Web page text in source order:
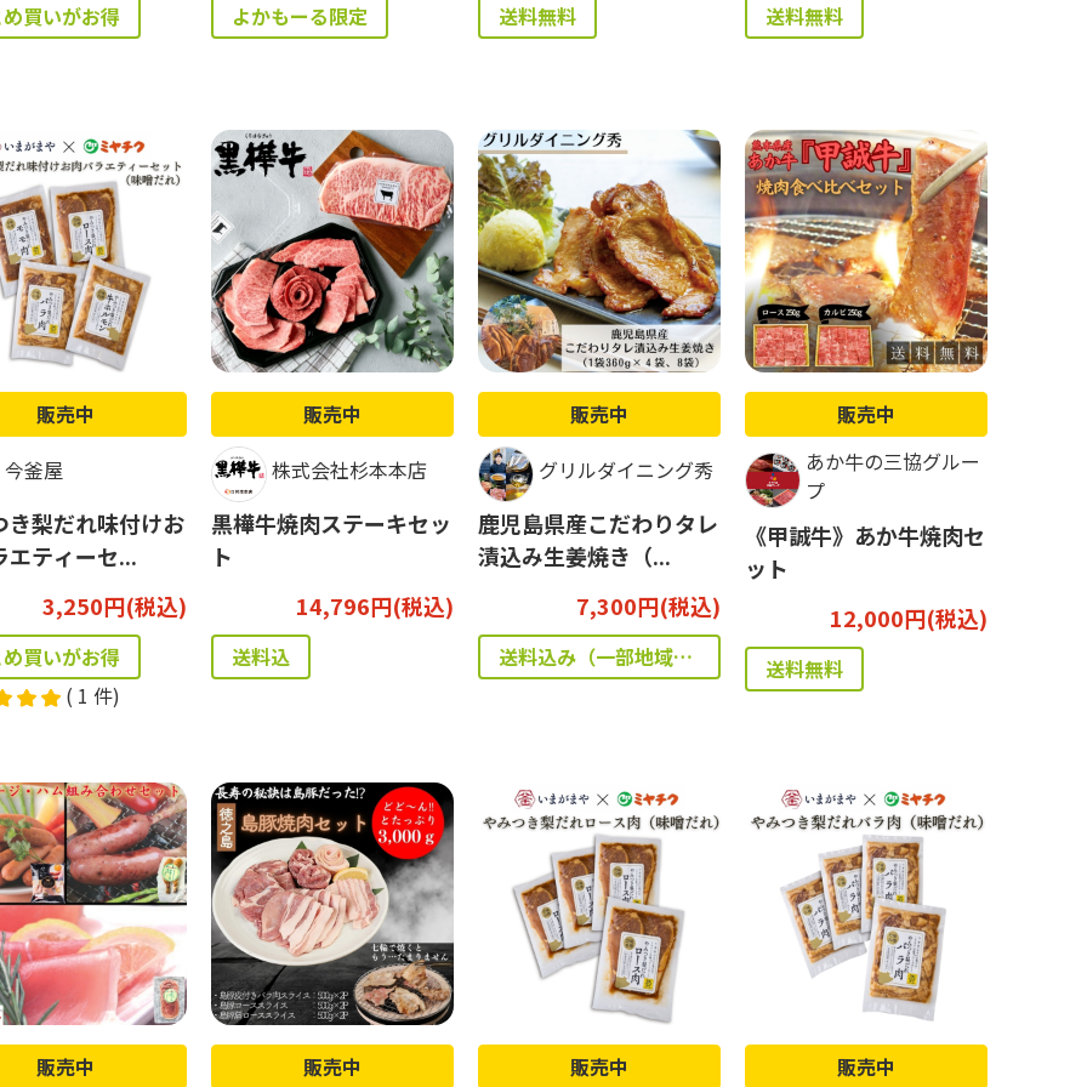
買いがお得 よかもーる限定 送料無料 送料無料
販売中
今釜屋
き梨だれ味付けお
エティーセ...
3,250円(税込)
買いがお得
( 1 件)
販売中
株式会社杉本本店
黒樺牛焼肉ステーキセッ
ト
14,796円(税込)
送料込
販売中
グリルダイニング秀
鹿児島県産こだわりタレ
漬込み生姜焼き（...
7,300円(税込)
送料込み（一部地域除く）
販売中
あか牛の三協グルー
プ
《甲誠牛》あか牛焼肉セ
ット
12,000円(税込)
送料無料
販売中 販売中 販売中 販売中